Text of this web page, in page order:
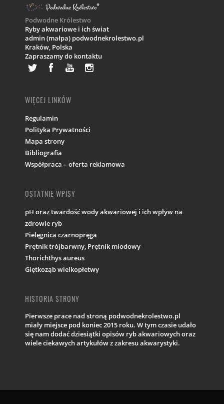
Podwodne Królestwo
Ryby akwariowe i ich świat
admin (małpa) podwodnekrolestwo.pl
Kraków, Polska
Zapraszamy do kontaktu
WIĘCEJ LINKÓW
Regulamin
Polityka Prywatności
Mapa strony
Bibliografia
Współpraca – oferta reklamowa
OSTATNIE WPISY
pH oraz twardość wody akwariowej i ich wpływ na
zdrowie ryb
Pielęgnica czarnopręga
Prętnik trójbarwny, Prętnik miodowy
Thorichthys aureus
Giętkoząb wielkopłetwy
HISTORIA STRONY
Pierwsze prace nad stroną podwodnekrolestwo.pl
miały miejsce pod koniec 2015 roku. W tym czasie udało
się nam dodać dziesiątki opisów ryb akwariowych oraz
wiele ciekawych artykułów z zakresu akwarystyki.